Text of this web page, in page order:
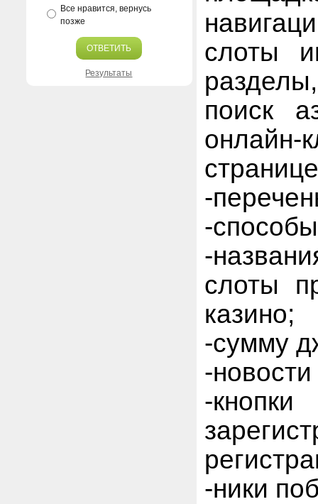
Все нравится, вернусь
позже
ОТВЕТИТЬ
Результаты
слоты
поиск
-
-
-
слоты
казино;
-сумму
-
-
-ники